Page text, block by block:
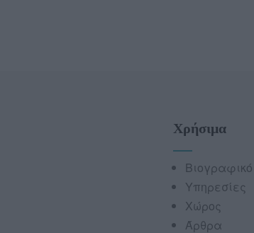
Χρήσιμα
Βιογραφικό
Υπηρεσίες
Χώρος
Άρθρα